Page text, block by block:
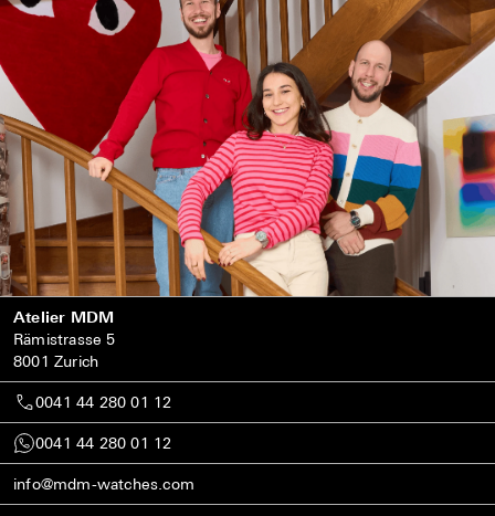
Atelier MDM
Rämistrasse 5
8001 Zurich
0041 44 280 01 12
0041 44 280 01 12
info@mdm-watches.com